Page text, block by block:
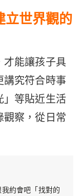
立世界觀的
才能讓孩子具
講究符合時事
」等貼近生活
觀察，從日常
約會吧「找對的